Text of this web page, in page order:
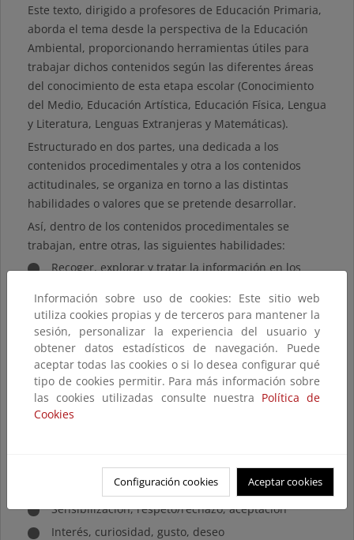
Este texto, dirigido a profesores de Educación Primaria,
aborda el tema desde la perspectiva de la Educación
Ambiental, proporcionando herramientas útiles para
trabajar dichos contenidos según las diferentes áreas
del conocimiento de esta etapa escolar (Conocimiento
del Medio, Educación Artística, Educación Física, Lengua
y Literatura, Lenguas Extranjeras y Matemáticas).
Estructurado en dos partes, una dedicada a los
contenidos procedimentales y otra a los contenidos
actitudinales, se organiza en torno a las distintas
habilidades o valores que se pretende desarrollar.
Así, dentro de los contenidos procedimentales se
trabajan, entre otras, las siguientes habilidades:
Recoger, explorar y tratar la información en los
Traducir e interpretar mensajes
Adaptarse a una situación
Transformar, crear o inventar
Juzgar y evaluar
Elegir y decidir en diferentes situaciones
Abstraer o generalizar informaciones
Dentro de los contenidos actitudinales se trabajan los
siguientes valores:
Sensibilización, respeto/rechazo, aceptación
Interés, curiosidad, gusto, deseo
Información sobre uso de cookies: Este sitio web
utiliza cookies propias y de terceros para mantener la
sesión, personalizar la experiencia del usuario y
obtener datos estadísticos de navegación. Puede
aceptar todas las cookies o si lo desea configurar qué
tipo de cookies permitir. Para más información sobre
las cookies utilizadas consulte nuestra Política de
Cookies
Configuración cookies Aceptar cookies